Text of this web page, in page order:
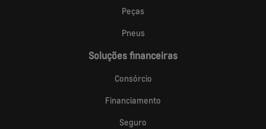
Peças
Pneus
Soluções financeiras
Consórcio
Financiamento
Seguro